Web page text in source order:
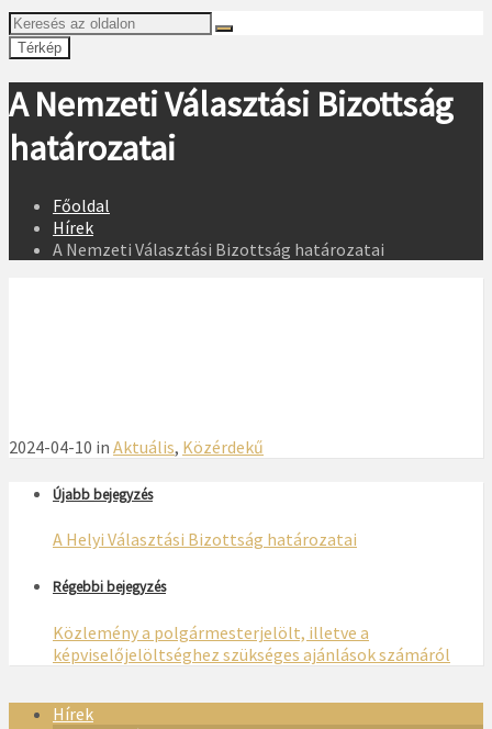
Térkép
A Nemzeti Választási Bizottság
határozatai
Főoldal
Hírek
A Nemzeti Választási Bizottság határozatai
2024-04-10 in Aktuális, Közérdekű
Újabb bejegyzés
A Helyi Választási Bizottság határozatai
Régebbi bejegyzés
Közlemény a polgármesterjelölt, illetve a
képviselőjelöltséghez szükséges ajánlások számáról
Hírek